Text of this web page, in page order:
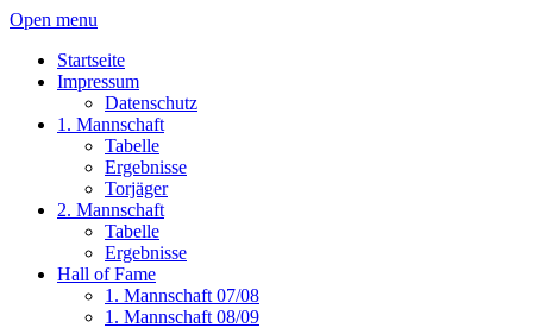
Open menu
Startseite
Impressum
Datenschutz
1. Mannschaft
Tabelle
Ergebnisse
Torjäger
2. Mannschaft
Tabelle
Ergebnisse
Hall of Fame
1. Mannschaft 07/08
1. Mannschaft 08/09